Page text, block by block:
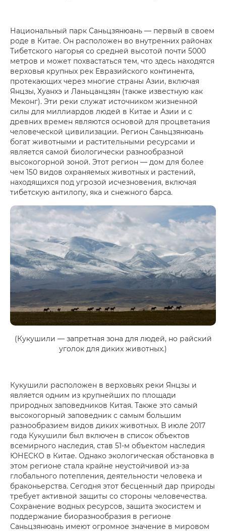
Национальный парк Саньцзянюань — первый в своем
роде в Китае. Он расположен во внутренних районах
Тибетского нагорья со средней высотой почти 5000
метров и может похвастаться тем, что здесь находятся
верховья крупных рек Евразийского континента,
протекающих через многие страны Азии, включая
Янцзы, Хуанхэ и Ланьцанцзян (также известную как
Меконг). Эти реки служат источником жизненной
силы для миллиардов людей в Китае и Азии и с
древних времен являются основой для процветания
человеческой цивилизации. Регион Саньцзянюань
богат животными и растительными ресурсами и
является самой биологически разнообразной
высокогорной зоной. Этот регион — дом для более
чем 150 видов охраняемых животных и растений,
находящихся под угрозой исчезновения, включая
тибетскую антилопу, яка и снежного барса.
(Кукушили — запретная зона для людей, но райский
уголок для диких животных.)
Кукушили расположен в верховьях реки Янцзы и
является одним из крупнейших по площади
природных заповедников Китая. Также это самый
высокогорный заповедник с самым большим
разнообразием видов диких животных. В июле 2017
года Кукушили был включен в список объектов
всемирного наследия, став 51-м объектом наследия
ЮНЕСКО в Китае. Однако экологическая обстановка в
этом регионе стала крайне неустойчивой из-за
глобального потепления, деятельности человека и
браконьерства. Сегодня этот бесценный дар природы
требует активной защиты со стороны человечества.
Сохранение водных ресурсов, защита экосистем и
поддержание биоразнообразия в регионе
Саньцзянюань имеют огромное значение в мировом